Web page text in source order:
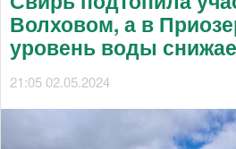
Волховом, а в
уровень воды
21:05 02.05.2024